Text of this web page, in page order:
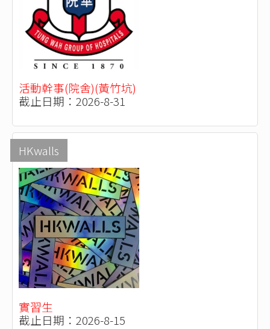
活動幹事(院舍)(黃竹坑)
截止日期：2026-8-31
HKwalls
實習生
截止日期：2026-8-15